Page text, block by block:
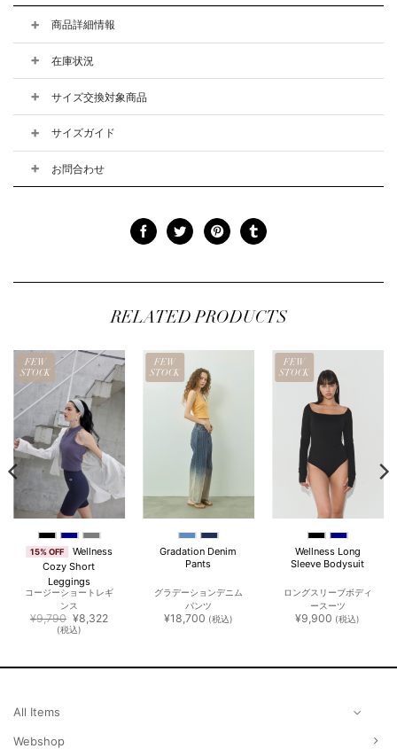
商品詳細情報
在庫状況
サイズ交換対象商品
サイズガイド
お問合わせ
RELATED PRODUCTS
FEW
STOCK
15% OFF
Wellness
Cozy Short
Leggings
コージーショートレギ
ンス
¥9,790 元
の
価
¥9,790
¥8,322現
は
(税込)
FEW
STOCK
Gradation Denim
Pants
グラデーションデニム
パンツ
¥18,700 (税込)
FEW
STOCK
Wellness Long
Sleeve Bodysuit
ロングスリーブボディ
ースーツ
¥9,900 (税込)
All Items
Webshop